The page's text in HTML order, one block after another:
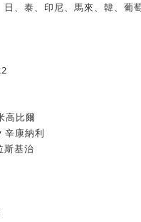
、泰、印尼、馬來、韓、葡
高比爾
辛康納利
斯基治